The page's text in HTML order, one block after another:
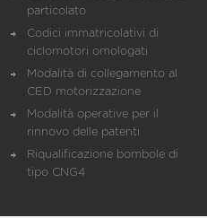
particolato
Codici immatricolativi di
ciclomotori omologati
Modalità di collegamento al
CED motorizzazione
Modalità operative per il
rinnovo delle patenti
Riqualificazione bombole di
tipo CNG4